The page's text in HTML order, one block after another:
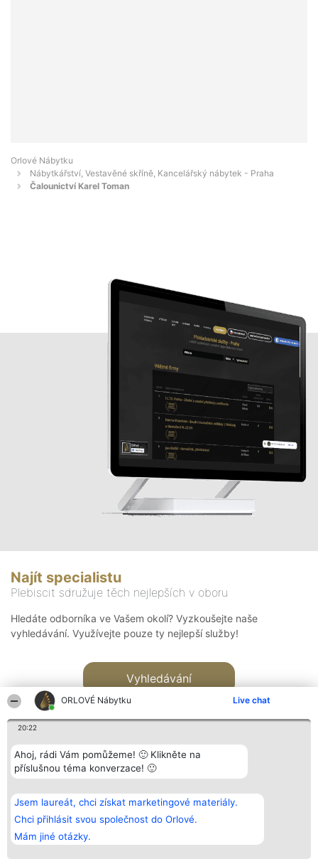
ORLOVÉ Nábytku Live chat
20:22
Ahoj, rádi Vám pomůžeme! 🙂 Klikněte na
příslušnou téma konverzace! 🙂
Jsem laureát, chci získat marketingové materiály.
Chci přihlásit svou společnost do Orlové.
Mám jiné otázky.
Orlové Nábytku
Nábytkářství, Vestavěné skříně, Kancelářský nábytek - Praha
Čalounictví Karel Toman
Najít specialistu
Plebiscit sdružuje těch nejlepších v oboru
Hledáte odborníka ve Vašem okolí? Vyzkoušejte naše
vyhledávání. Využívejte pouze ty nejlepší služby!
Vyhledávání
Bright Side Solutions sp. z o.
o. sp. k.
ul. Ruska 22
Wrocław 50-079
KRS 0000749100 | Regon
381313360 | NIP 8943132676
Vítězové
Seznam všech
laureátů
Zásady
Zásady
Kontakt